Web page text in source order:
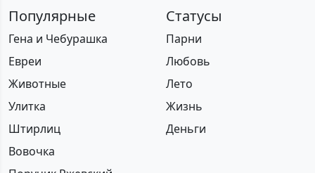
Популярные
Гена и Чебурашка
Евреи
Животные
Улитка
Штирлиц
Вовочка
Статусы
Парни
Любовь
Лето
Жизнь
Деньги